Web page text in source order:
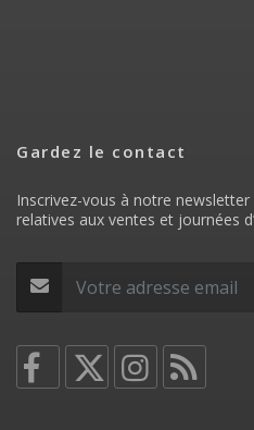
Gardez le contact
Inscrivez-vous à notre
relatives aux ventes et journées